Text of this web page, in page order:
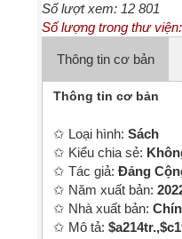
Số lượt xem: 12 801
Số lượng trong thư
Thông tin cơ bản
✩ Loại hình: Sách
✩ Kiểu chia sẻ:
✩ Tác giả: Đảng
✩ Năm xuất bản:
✩ Nhà xuất bản:
✩ Mô tả: